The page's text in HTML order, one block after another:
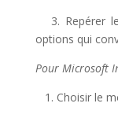
3. Repérer
options qui
Pour Microsoft
1. Choisir le